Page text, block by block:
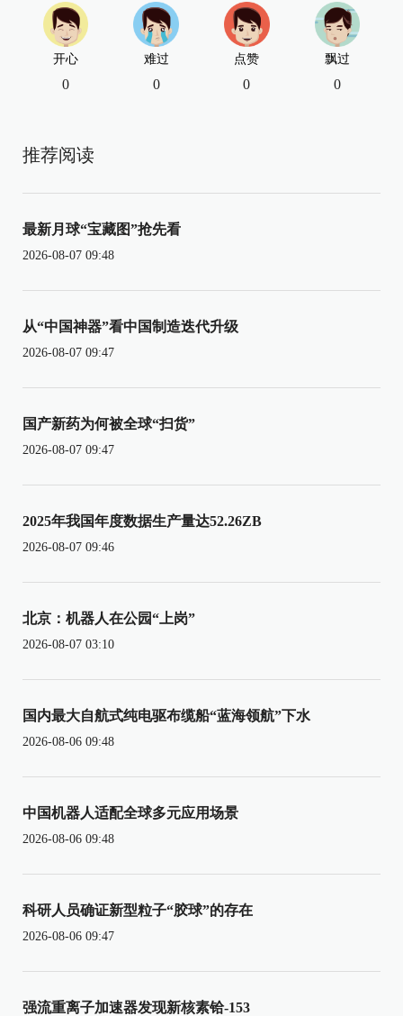
开心
0
难过
0
点赞
0
飘过
0
推荐阅读
最新月球“宝藏图”抢先看
2026-08-07 09:48
从“中国神器”看中国制造迭代升级
2026-08-07 09:47
国产新药为何被全球“扫货”
2026-08-07 09:47
2025年我国年度数据生产量达52.26ZB
2026-08-07 09:46
北京：机器人在公园“上岗”
2026-08-07 03:10
国内最大自航式纯电驱布缆船“蓝海领航”下水
2026-08-06 09:48
中国机器人适配全球多元应用场景
2026-08-06 09:48
科研人员确证新型粒子“胶球”的存在
2026-08-06 09:47
强流重离子加速器发现新核素铪-153